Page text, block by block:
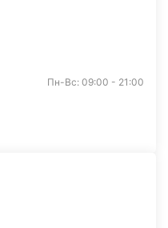
Пн-Вс: 09:00 - 21:00